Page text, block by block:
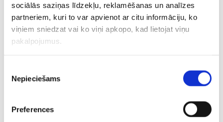
sociālās saziņas līdzekļu, reklamēšanas un analīzes
partneriem, kuri to var apvienot ar citu informāciju, ko
viņiem sniedzat vai ko viņi apkopo, kad lietojat viņu
pakalpojumus.
izvēle
Nepieciešams
Preferences
(“Baskonia”), Roks Jokubaitis (“Barcelona”)
CITAS ZIŅAS NO ŠĪS KATEGORIJAS